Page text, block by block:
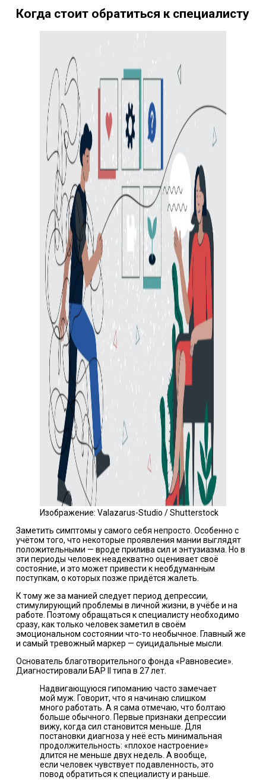
Когда стоит обратиться к специалисту
Изображение: Valazarus-Studio / Shutterstock
Заметить симптомы у самого себя непросто. Особенно с
учётом того, что некоторые проявления мании выглядят
положительными — вроде прилива сил и энтузиазма. Но в
эти периоды человекнеадекватно оценивает своё
состояние, и это может привести к необдуманным
поступкам, о которых позже придётся жалеть.
К тому же за манией следует период депрессии,
стимулирующий проблемы в личной жизни, в учёбе и на
работе. Поэтому обращаться к специалисту необходимо
сразу, как только человек заметил в своём
эмоциональном состоянии что-то необычное. Главный же
и самый тревожный маркер — суицидальные мысли.
Основатель благотворительного фонда «Равновесие»‎.
Диагностировали БАР II типа в 27 лет.
Надвигающуюся гипоманию часто замечает
мой муж. Говорит, что я начинаю слишком
много работать. А я сама отмечаю, что болтаю
больше обычного. Первые признаки депрессии
вижу, когда сил становится меньше. Для
постановки диагноза у неё есть минимальная
продолжительность: «‎плохое настроение»
длится не меньше двух недель. А вообще,
если человек чувствует подавленность, это
повод обратиться к специалисту и раньше.